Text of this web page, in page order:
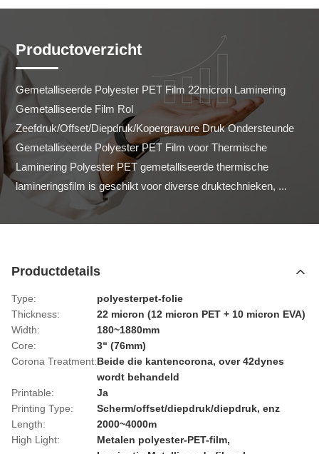
Productoverzicht
Gemetalliseerde Polyester PET Film 22micron Laminering
Gemetalliseerde Film Rol
Zeefdruk/Offset/Diepdruk/Kopergravure Druk Ondersteunde
Gemetalliseerde Polyester PET Film voor Thermische
Laminering Polyester PET gemetalliseerde thermische
lamineringsfilm is geschikt voor diverse druktechnieken, ...
Productdetails
Type:
polyesterpet-folie
Thickness:
22 micron (12 micron PET + 10 micron EVA)
Width:
180~1880mm
Core:
3“ (76mm)
Corona Treatment:Beide die kantencorona, over 42dynes
wordt behandeld
Printable:
Ja
Printing Type:
Scherm/offset/diepdruk/diepdruk, enz
Length:
2000~4000m
High Light:
Metalen polyester-PET-film,